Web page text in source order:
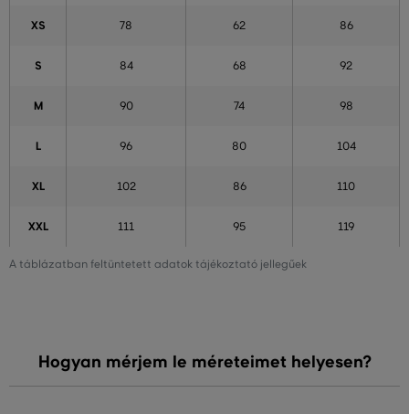
A táblázatban feltüntetett adatok tájékoztató jellegűek
XS 78 62 86
S 84 68 92
M 90 74 98
L 96 80 104
XL 102 86 110
XXL 111 95 119
Hogyan mérjem le méreteimet helyesen?